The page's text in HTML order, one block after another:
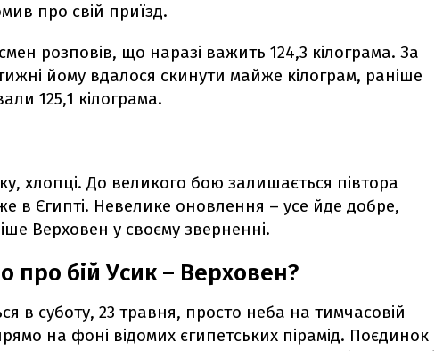
про свій приїзд.
розповів, що наразі важить 124,3 кілограма. За
йому вдалося скинути майже кілограм, раніше
125,1 кілограма.
хлопці. До великого бою залишається півтора
в Єгипті. Невелике оновлення – усе йде добре,
Верховен у своєму зверненні.
про бій Усик – Верховен?
в суботу, 23 травня, просто неба на тимчасовій
на фоні відомих єгипетських пірамід. Поєдинок